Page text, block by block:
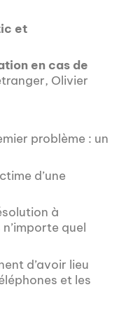
et
en cas de
Olivier
problème : un
d’une
à
quel
d’avoir lieu
et les